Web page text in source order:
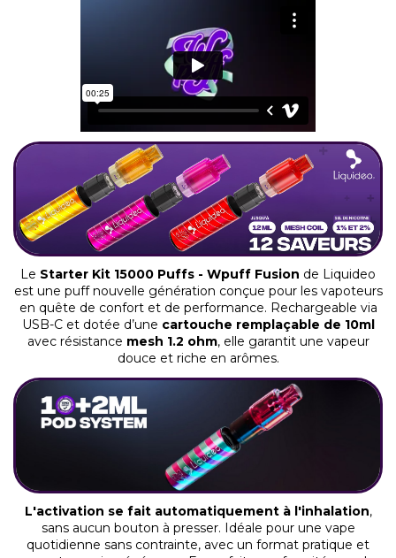
Le Starter Kit 15000 Puffs - Wpuff Fusion de Liquideo
est une puff nouvelle génération conçue pour les vapoteurs
en quête de confort et de performance. Rechargeable via
USB-C et dotée d’une cartouche remplaçable de 10ml
avec résistance mesh 1.2 ohm, elle garantit une vapeur
douce et riche en arômes.
L'activation se fait automatiquement à l'inhalation,
sans aucun bouton à presser. Idéale pour une vape
quotidienne sans contrainte, avec un format pratique et